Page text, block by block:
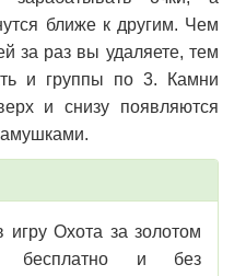
ближе к другим. Чем
за раз вы удаляете, тем
и группы по 3. Камни
и снизу появляются
игру Охота за золотом
бесплатно и без